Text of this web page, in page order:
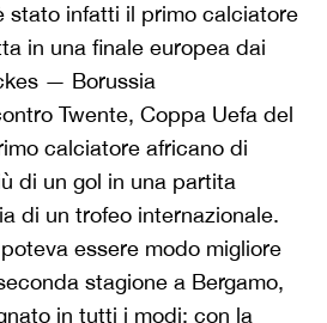
stato infatti il primo calciatore
in una finale europea dai
— Borussia
Twente, Coppa Uefa del
calciatore africano di
di un gol in una partita
di un trofeo internazionale.
essere modo migliore
stagione a Bergamo,
in tutti i modi: con la